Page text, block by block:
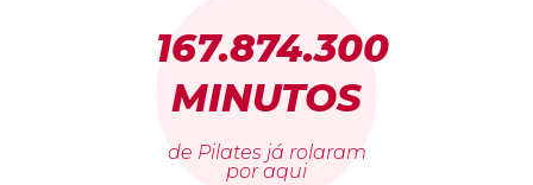
167.874.300
MINUTOS
de Pilates já rolaram
por aqui